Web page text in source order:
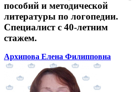
пособий и методической
литературы по логопедии.
Специалист с 40-летним
стажем.
Архипова Елена Филипповна